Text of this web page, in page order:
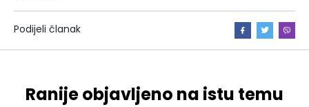
Podijeli članak
Ranije objavljeno na istu temu